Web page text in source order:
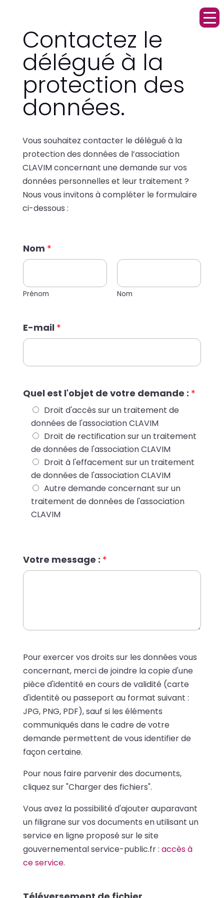
Contactez le
délégué à la
protection des
données.
Vous souhaitez contacter le délégué à la
protection des données de l’association
CLAVIM concernant une demande sur vos
données personnelles et leur traitement ?
Nous vous invitons à compléter le formulaire
ci-dessous :
Nom *
Prénom Nom
e
s
:
'
E-mail *
Quel est l'objet de votre demande : *
Droit d'accès sur un traitement de
données de l'association CLAVIM
Droit de rectification sur un traitement
de données de l'association CLAVIM
Droit à l'effacement sur un traitement
de données de l'association CLAVIM
Autre demande concernant sur un
traitement de données de l'association
CLAVIM
Votre message : *
Pour exercer vos droits sur les données vous
concernant, merci de joindre la copie d'une
pièce d'identité en cours de validité (carte
d'identité ou passeport au format suivant :
JPG, PNG, PDF), sauf si les éléments
communiqués dans le cadre de votre
demande permettent de vous identifier de
façon certaine.
Pour nous faire parvenir des documents,
cliquez sur "Charger des fichiers".
Vous avez la possibilité d'ajouter auparavant
un filigrane sur vos documents en utilisant un
service en ligne proposé sur le site
gouvernemental service-public.fr : accès à
ce service.